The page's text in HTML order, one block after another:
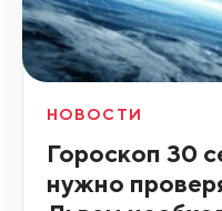
НОВОСТИ
Гороскоп 30
нужно